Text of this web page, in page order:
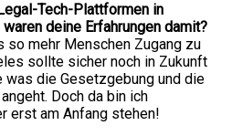
Tech-Plattformen in
deine Erfahrungen damit?
so mehr Menschen Zugang zu
sollte sicher noch in Zukunft
die Gesetzgebung und die
Doch da bin ich
erst am Anfang stehen!